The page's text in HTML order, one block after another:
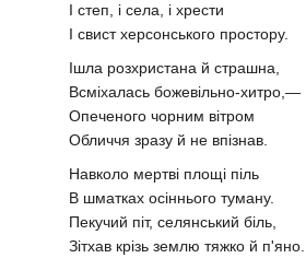
І степ, і села, і хрести
І свист херсонського простору.
Ішла розхристана й страшна,
Всміхалась божевільно-хитро,—
Опеченого чорним вітром
Обличчя зразу й не впізнав.
Навколо мертві площі піль
В шматках осіннього туману.
Пекучий піт, селянський біль,
Зітхав крізь землю тяжко й п'яно.